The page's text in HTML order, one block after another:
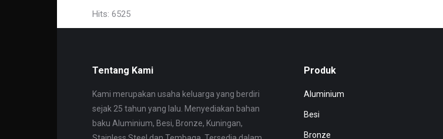
Hits: 6525
Tentang Kami
Kami merupakan usaha keluarga yang berdiri
sejak 25 tahun yang lalu. Menyediakan bahan
baku Aluminium, Besi, Bronze, Kuningan,
Produk
Aluminium
Besi
Bronze